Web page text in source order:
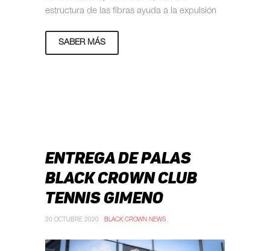
estructura de las fibras ayuda a la expulsión
SABER MÁS
ENTREGA DE PALAS
BLACK CROWN CLUB
TENNIS GIMENO
20 OCTUBRE 2020 BLACK CROWN NEWS